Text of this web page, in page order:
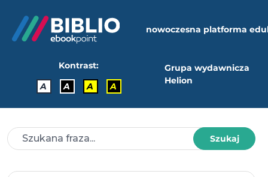
nowoczesna platforma
Kontrast:
A
A A A
Grupa wydawnicza
Helion
Szukaj